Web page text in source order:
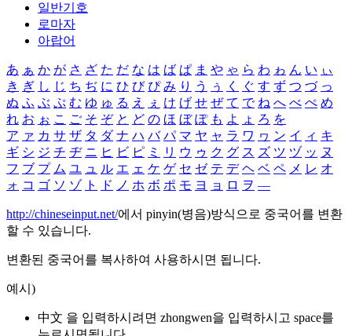
일반기호
로마자
아랍어
あ ぁ か が さ ざ た だ な は ば ぱ ま や ゃ ら わ ゎ ん い ぃ
き ぎ し じ ち ぢ に ひ び ぴ み り う ぅ く ぐ す ず つ づ っ
ぬ ふ ぶ ぷ む ゆ ゅ る え ぇ け げ せ ぜ て で ね へ べ ぺ め
れ お ぉ こ ご そ ぞ と ど の ほ ぼ ぽ も よ ょ ろ を
ア ァ カ サ ザ タ ダ ナ ハ バ パ マ ヤ ャ ラ ワ ヮ ン イ ィ キ
ギ シ ジ チ ヂ ニ ヒ ビ ピ ミ リ ウ ゥ ク グ ス ズ ツ ヅ ッ ヌ
フ ブ プ ム ユ ュ ル エ ェ ケ ゲ セ ゼ テ デ ヘ ベ ペ メ レ オ
ォ コ ゴ ソ ゾ ト ド ノ ホ ボ ポ モ ヨ ョ ロ ヲ ―
http://chineseinput.net/에서 pinyin(병음)방식으로 중국어를 변환
할 수 있습니다.
변환된 중국어를 복사하여 사용하시면 됩니다.
예시)
中文 을 입력하시려면 zhongwen을 입력하시고 space를